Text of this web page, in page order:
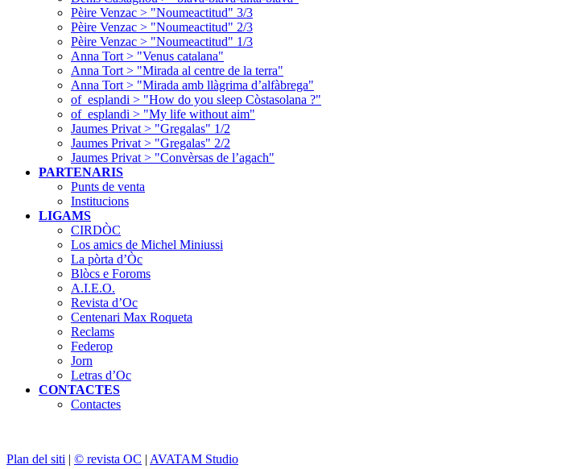
Pèire Venzac > "Noumeactitud" 3/3
Pèire Venzac > "Noumeactitud" 2/3
Pèire Venzac > "Noumeactitud" 1/3
Anna Tort > "Venus catalana"
Anna Tort > "Mirada al centre de la terra"
Anna Tort > "Mirada amb llàgrima d’alfàbrega"
of_esplandi > "How do you sleep Còstasolana ?"
of_esplandi > "My life without aim"
Jaumes Privat > "Gregalas" 1/2
Jaumes Privat > "Gregalas" 2/2
Jaumes Privat > "Convèrsas de l’agach"
PARTENARIS
Punts de venta
Institucions
LIGAMS
CIRDÒC
Los amics de Michel Miniussi
La pòrta d’Òc
Blòcs e Foroms
A.I.E.O.
Revista d’Oc
Centenari Max Roqueta
Reclams
Federop
Jorn
Letras d’Oc
CONTACTES
Contactes
Plan del siti | © revista OC | AVATAM Studio